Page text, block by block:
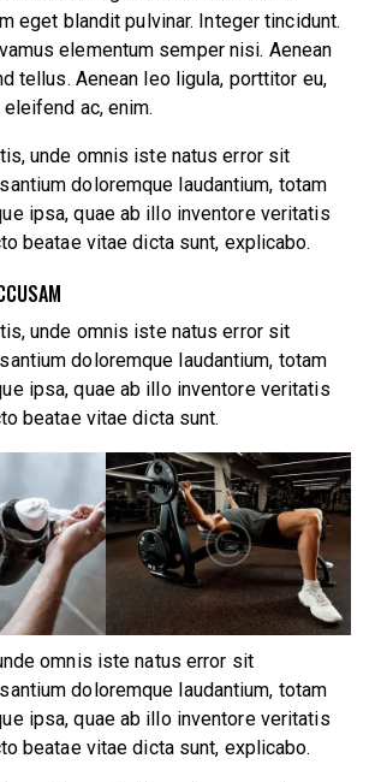
eget blandit pulvinar. Integer tincidunt.
elementum semper nisi. Aenean
tellus. Aenean leo ligula, porttitor eu,
ac, enim.
unde omnis iste natus error sit
doloremque laudantium, totam
ipsa, quae ab illo inventore veritatis
beatae vitae dicta sunt, explicabo.
unde omnis iste natus error sit
doloremque laudantium, totam
ipsa, quae ab illo inventore veritatis
beatae vitae dicta sunt.
omnis iste natus error sit
doloremque laudantium, totam
ipsa, quae ab illo inventore veritatis
beatae vitae dicta sunt, explicabo.